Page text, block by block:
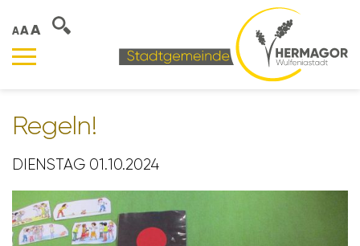
AAA
Regeln!
DIENSTAG 01.10.2024